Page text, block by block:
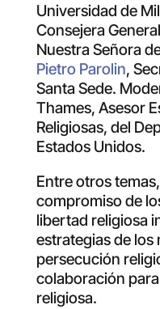
Universidad de
Consejera
Nuestra Señora
Pietro Parolin,
Santa Sede.
Thames, Asesor
Religiosas, del
Estados Unidos.
Entre otros
compromiso de
libertad religiosa
estrategias de los
persecución
colaboración
religiosa.